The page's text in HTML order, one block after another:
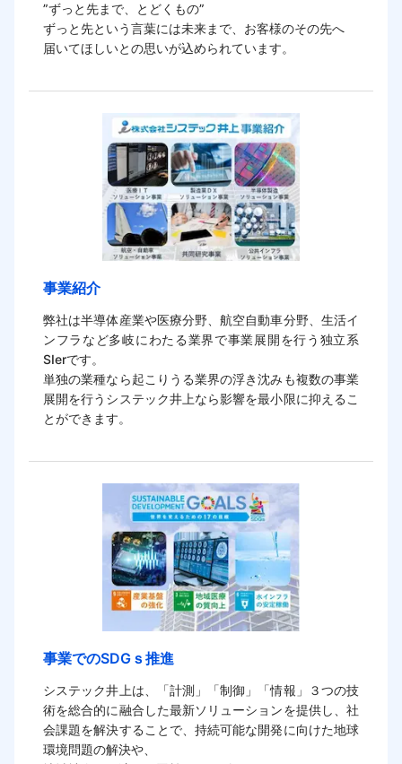
”ずっと先まで、とどくもの”
ずっと先という言葉には未来まで、お客様のその先へ
届いてほしいとの思いが込められています。
事業紹介
弊社は半導体産業や医療分野、航空自動車分野、生活イ
ンフラなど多岐にわたる業界で事業展開を行う独立系
SIerです。
単独の業種なら起こりうる業界の浮き沈みも複数の事業
展開を行うシステック井上なら影響を最小限に抑えるこ
とができます。
事業でのSDGｓ推進
システック井上は、「計測」「制御」「情報」３つの技
術を総合的に融合した最新ソリューションを提供し、社
会課題を解決することで、持続可能な開発に向けた地球
環境問題の解決や、